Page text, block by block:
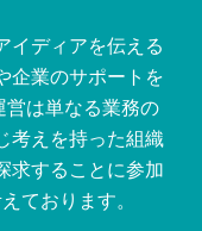
イディアを伝える
企業のサポートを
営は単なる業務の
考えを持った組織
求することに参加
ております。